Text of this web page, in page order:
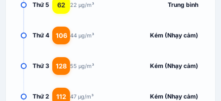
Thứ 5 62 22 µg/m³ Trung bình
Thứ 4 106 44 µg/m³ Kém (Nhạy cảm)
Thứ 3 128 55 µg/m³ Kém (Nhạy cảm)
Thứ 2 112 47 µg/m³ Kém (Nhạy cảm)